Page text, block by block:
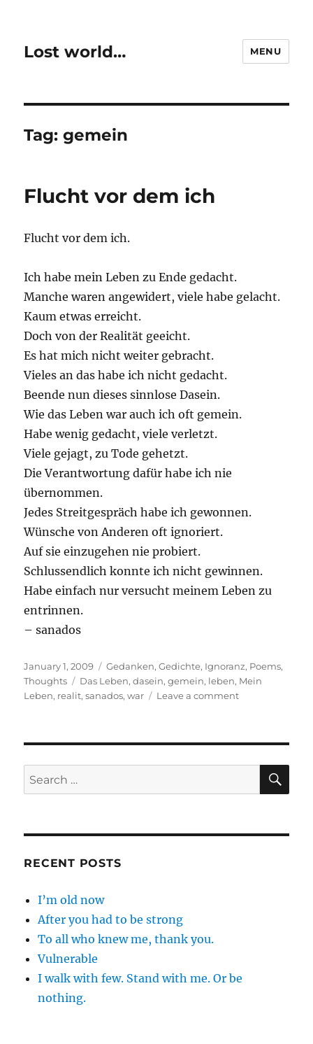
Lost world… MENU
Tag:gemein
Flucht vor dem ich
Flucht vor dem ich.
Ich habe mein Leben zu Ende gedacht.
Manche waren angewidert, viele habe gelacht.
Kaum etwas erreicht.
Doch von der Realität geeicht.
Es hat mich nicht weiter gebracht.
Vieles an das habe ich nicht gedacht.
Beende nun dieses sinnlose Dasein.
Wie das Leben war auch ich oft gemein.
Habe wenig gedacht, viele verletzt.
Viele gejagt, zu Tode gehetzt.
Die Verantwortung dafür habe ich nie
übernommen.
Jedes Streitgespräch habe ich gewonnen.
Wünsche von Anderen oft ignoriert.
Auf sie einzugehen nie probiert.
Schlussendlich konnte ich nicht gewinnen.
Habe einfach nur versucht meinem Leben zu
entrinnen.
– sanados
Posted
on
January 1, 2009 Categories
Gedanken,Gedichte, Ignoranz, Poems,
Thoughts
Tags
Das Leben,dasein,gemein, leben, Mein
Leben, realit,sanados,war Leave a commenton
Search
for:
RECENT POSTS
I’m old now
After you had to be strong
To all who knew me, thank you.
Vulnerable
I walk with few. Stand with me. Or be
nothing.